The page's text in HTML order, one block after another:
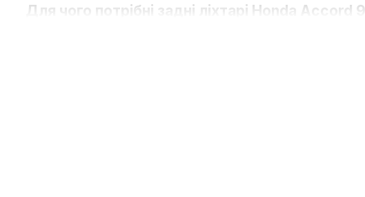
Для чого потрібні задні ліхтарі Honda Accord 9